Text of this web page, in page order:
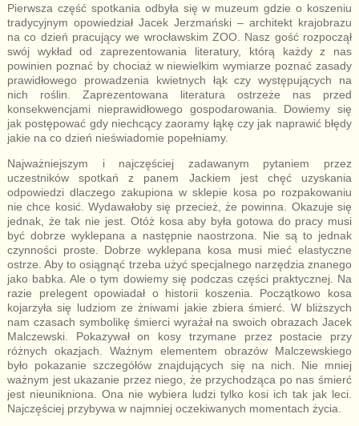
Pierwsza część spotkania odbyła się w muzeum gdzie o koszeniu
tradycyjnym opowiedział Jacek Jerzmański – architekt krajobrazu
na co dzień pracujący we wrocławskim ZOO. Nasz gość rozpoczął
swój wykład od zaprezentowania literatury, którą każdy z nas
powinien poznać by chociaż w niewielkim wymiarze poznać zasady
prawidłowego prowadzenia kwietnych łąk czy występujących na
nich roślin. Zaprezentowana literatura ostrzeże nas przed
konsekwencjami nieprawidłowego gospodarowania. Dowiemy się
jak postępować gdy niechcący zaoramy łąkę czy jak naprawić błędy
jakie na co dzień nieświadomie popełniamy.
Najważniejszym i najczęściej zadawanym pytaniem przez
uczestników spotkań z panem Jackiem jest chęć uzyskania
odpowiedzi dlaczego zakupiona w sklepie kosa po rozpakowaniu
nie chce kosić. Wydawałoby się przecież, że powinna. Okazuje się
jednak, że tak nie jest. Otóż kosa aby była gotowa do pracy musi
być dobrze wyklepana a następnie naostrzona. Nie są to jednak
czynności proste. Dobrze wyklepana kosa musi mieć elastyczne
ostrze. Aby to osiągnąć trzeba użyć specjalnego narzędzia znanego
jako babka. Ale o tym dowiemy się podczas części praktycznej. Na
razie prelegent opowiadał o historii koszenia. Początkowo kosa
kojarzyła się ludziom ze żniwami jakie zbiera śmierć. W bliższych
nam czasach symbolikę śmierci wyrażał na swoich obrazach Jacek
Malczewski. Pokazywał on kosy trzymane przez postacie przy
różnych okazjach. Ważnym elementem obrazów Malczewskiego
było pokazanie szczegółów znajdujących się na nich. Nie mniej
ważnym jest ukazanie przez niego, że przychodząca po nas śmierć
jest nieunikniona. Ona nie wybiera ludzi tylko kosi ich tak jak leci.
Najczęściej przybywa w najmniej oczekiwanych momentach życia.